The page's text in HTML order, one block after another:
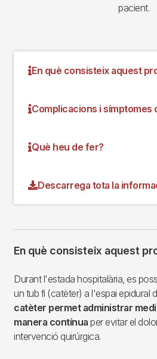
pacient.
En què consisteix aquest
Complicacions i símptomes
Què heu de fer?
Descarrega tota la
En què consisteix aquest
Durant l'estada hospitalària, es
un tub fi (catèter) a l'espai epidural
catèter permet administrar
manera contínua per evitar el
intervenció quirúrgica.